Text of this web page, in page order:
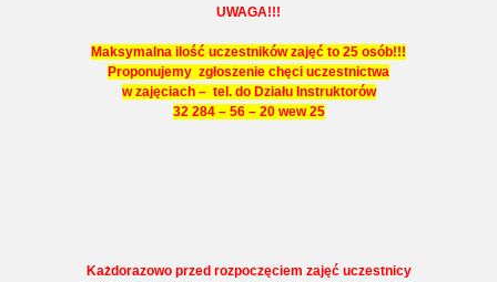
UWAGA!!!
Maksymalna ilość uczestników zajęć to 25 osób!!!
Proponujemy zgłoszenie chęci uczestnictwa
w zajęciach – tel. do Działu Instruktorów
32 284 – 56 – 20 wew 25
Każdorazowo przed rozpoczęciem zajęć uczestnicy